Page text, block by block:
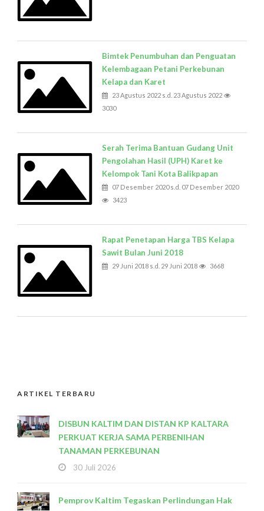
Bimtek Penumbuhan dan Penguatan
Kelembagaan Petani Perkebunan
Kelapa dan Karet
23 Agustus 2022 s.d. 23 Agustus 2022
3030
Serah Terima Bantuan Gudang Unit
Pengolahan Hasil (UPH) Karet ke
Kelompok Tani Kota Balikpapan
07 Desember 2020 s.d. 07 Desember 2020
3423
Rapat Penetapan Harga TBS Kelapa
Sawit Bulan Juni 2018
29 Juni 2018 s.d. 29 Juni 2018 3668
ARTIKEL TERBARU
DISBUN KALTIM DAN DISTAN KP KALTARA
PERKUAT KERJA SAMA PERBENIHAN
TANAMAN PERKEBUNAN
30 Juli 2026
Pemprov Kaltim Tegaskan Perlindungan Hak